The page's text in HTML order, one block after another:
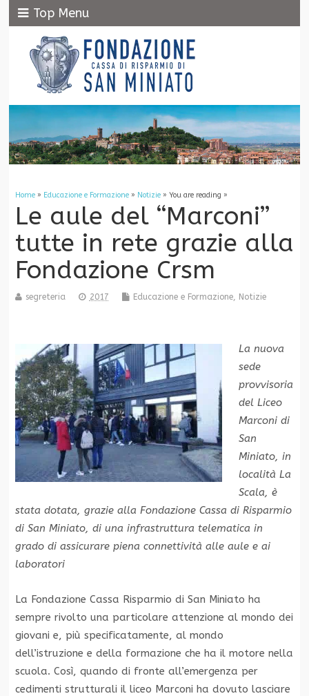
Top Menu
Home» Educazione e Formazione» Notizie» You are reading »
Le aule del “Marconi”
tutte in rete grazie alla
Fondazione Crsm
segreteria 2017 Educazione e Formazione, Notizie
La nuova
sede
provvisoria
del Liceo
Marconi di
San
Miniato, in
località La
Scala, è
stata dotata, grazie alla Fondazione Cassa di Risparmio
di San Miniato, di una infrastruttura telematica in
grado di assicurare piena connettività alle aule e ai
laboratori
La Fondazione Cassa Risparmio di San Miniato ha
sempre rivolto una particolare attenzione al mondo dei
giovani e, più specificatamente, al mondo
dell’istruzione e della formazione che ha il motore nella
scuola. Così, quando di fronte all’emergenza per
cedimenti strutturali il liceo Marconi ha dovuto lasciare